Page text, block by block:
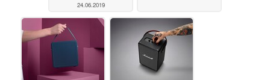
24.06.2019